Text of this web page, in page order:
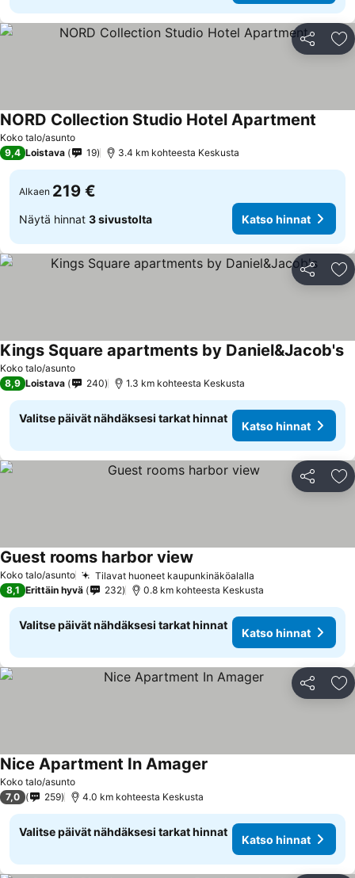
Jaa
Koko talo/asunto
NORD Collection Studio Hotel Apartment
9,4 Loistava 19 3.4 km kohteesta Keskusta
Alkaen 219 €
Näytä hinnat 3 sivustolta Katso hinnat
Jaa
Koko talo/asunto
Kings Square apartments by Daniel&Jacob's
8,9 Loistava 240 1.3 km kohteesta Keskusta
Valitse päivät nähdäksesi tarkat hinnat
Katso hinnat
Jaa
Koko talo/asunto Tilavat huoneet kaupunkinäköalalla
Guest rooms harbor view
8,1 Erittäin hyvä 232 0.8 km kohteesta Keskusta
Valitse päivät nähdäksesi tarkat hinnat
Katso hinnat
Jaa
Koko talo/asunto
Nice Apartment In Amager
7,0 259 4.0 km kohteesta Keskusta
Valitse päivät nähdäksesi tarkat hinnat
Katso hinnat